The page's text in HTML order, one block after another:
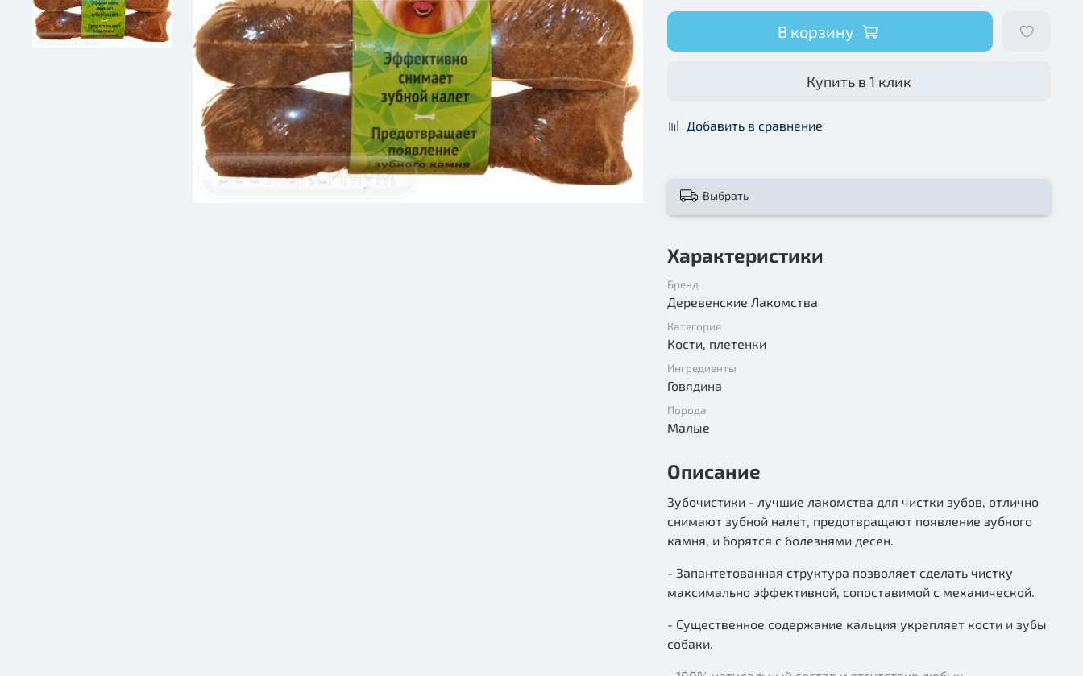
В корзину
Купить в 1 клик
Добавить в сравнение
Выбрать
Характеристики
Бренд
Деревенские Лакомства
Категория
Кости, плетенки
Ингредиенты
Говядина
Порода
Малые
Описание
Зубочистики - лучшие лакомства для чистки зубов, отлично
снимают зубной налет, предотвращают появление зубного
камня, и борятся с болезнями десен.
- Запантетованная структура позволяет сделать чистку
максимально эффективной, сопоставимой с механической.
- Существенное содержание кальция укрепляет кости и зубы
собаки.